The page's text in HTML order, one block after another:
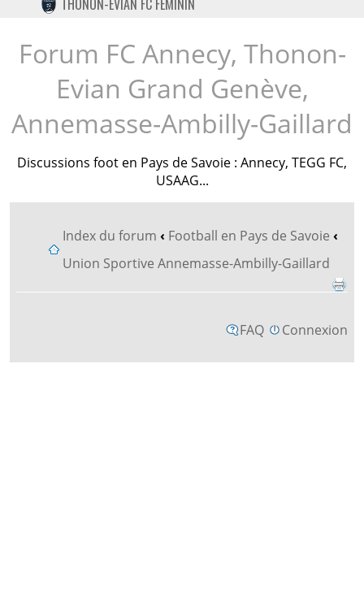
TWITTER
INSTAGRAM
THONON-EVIAN FC FÉMININ
Forum FC Annecy, Thonon-
Evian Grand Genève,
Annemasse-Ambilly-Gaillard
Discussions foot en Pays de Savoie : Annecy, TEGG FC,
USAAG...
Index du forum ‹ Football en Pays de Savoie ‹
Union Sportive Annemasse-Ambilly-Gaillard
FAQ Connexion